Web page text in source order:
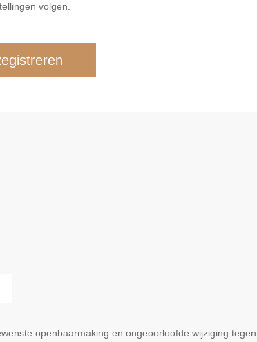
volgen.
openbaarmaking en ongeoorloofde wijziging tegen